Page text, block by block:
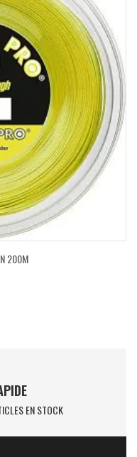
200M
EN STOCK